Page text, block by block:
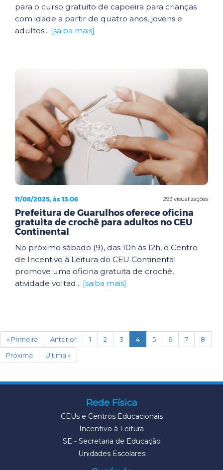
para o curso gratuito de capoeira para crianças
com idade a partir de quatro anos, jovens e
adultos... [saiba mais]
293 visualizações
11/08/2025, às 13:06
Prefeitura de Guarulhos oferece oficina
gratuita de crochê para adultos no CEU
Continental
No próximo sábado (9), das 10h às 12h, o Centro
de Incentivo à Leitura do CEU Continental
promove uma oficina gratuita de crochê,
atividade voltad... [saiba mais]
« Primeira Anterior 1 2 3 4(current)
5 6 7
8
Próxima
Última »
Rede Física
CEUs e Centros Educacionais
Incentivo à Leitura
SE - Secretaria de Educação
Unidades Escolares